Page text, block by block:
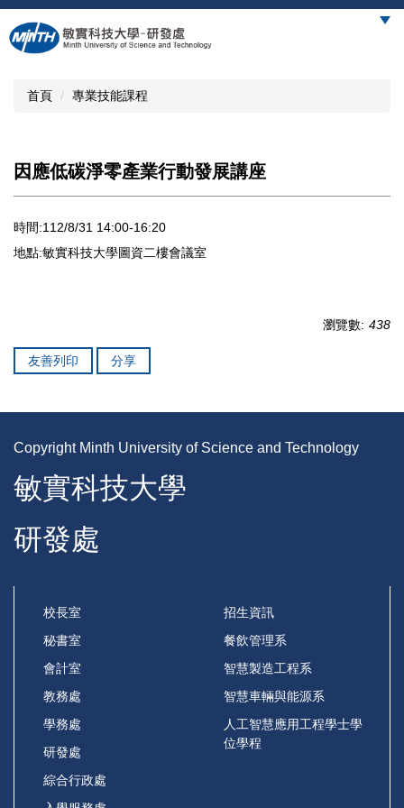
跳
到
主
首頁 專業技能課程
因應低碳淨零產業行動發展講座
時間:112/8/31 14:00-16:20
地點:敏實科技大學圖資二樓會議室
瀏覽數: 438
友善列印 分享
Copyright Minth University of Science and Technology
敏實科技大學
研發處
校長室
秘書室
會計室
教務處
學務處
研發處
綜合行政處
招生資訊
餐飲管理系
智慧製造工程系
智慧車輛與能源系
人工智慧應用工程學士學
位學程